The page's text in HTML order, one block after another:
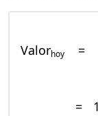
Valorhoy =
=